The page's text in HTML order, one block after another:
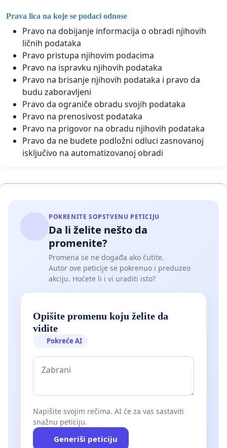
Prava lica na koje se podaci odnose
Pravo na dobijanje informacija o obradi njihovih
ličnih podataka
Pravo pristupa njihovim podacima
Pravo na ispravku njihovih podataka
Pravo na brisanje njihovih podataka i pravo da
budu zaboravljeni
Pravo da ograniče obradu svojih podataka
Pravo na prenosivost podataka
Pravo na prigovor na obradu njihovih podataka
Pravo da ne budete podložni odluci zasnovanoj
isključivo na automatizovanoj obradi
POKRENITE SOPSTVENU PETICIJU
Da li želite nešto da
promenite?
Promena se ne događa ako ćutite.
Autor ove peticije se pokrenuo i preduzeo
akciju. Hoćete li i vi uraditi isto?
Opišite promenu koju želite da
vidite
Pokreće AI
Napišite svojim rečima. AI će za vas sastaviti
snažnu peticiju.
Generiši peticiju